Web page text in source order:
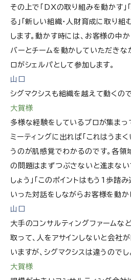
その上で「DXの取り組みを動かす」
る」「新しい組織・人財育成に取り組
します。動かす時には、お客様の中
バーとチームを動かしていただきな
ロがシェルパとして参加します。
山口
シグマクシスも組織を越えて動くので
大賀様
多様な経験をしているプロが集まっ
ミーティングに出れば「これはうまく
うのが肌感覚でわかるのです。各領
の問題はまずつぶさないと進まない
しょう」「このポイントはもう1歩踏
いった対話をしながらお客様を動か
山口
大手のコンサルティングファームな
取って、人をアサインしないと会社
いますが、シグマクシスは違うのでし
大賀様